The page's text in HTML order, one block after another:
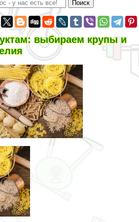
выбираем крупы и